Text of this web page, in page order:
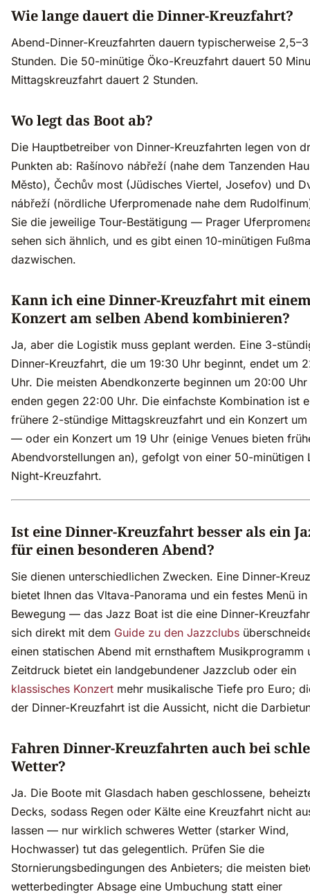
Wie lange dauert die Dinner-Kreuzfahrt?
Abend-Dinner-Kreuzfahrten dauern typischerweise 2,5–3
Stunden. Die 50-minütige Öko-Kreuzfahrt dauert 50
Mittagskreuzfahrt dauert 2 Stunden.
Wo legt das Boot ab?
Die Hauptbetreiber von Dinner-Kreuzfahrten legen von
Punkten ab: Rašínovo nábřeží (nahe dem Tanzenden
Město), Čechův most (Jüdisches Viertel, Josefov) und
nábřeží (nördliche Uferpromenade nahe dem
Sie die jeweilige Tour-Bestätigung — Prager
sehen sich ähnlich, und es gibt einen 10-minütigen
dazwischen.
Kann ich eine Dinner-Kreuzfahrt mit
Konzert am selben Abend kombinieren?
Ja, aber die Logistik muss geplant werden. Eine 3-
Dinner-Kreuzfahrt, die um 19:30 Uhr beginnt, endet um
Uhr. Die meisten Abendkonzerte beginnen um 20:00 Uhr
enden gegen 22:00 Uhr. Die einfachste Kombination ist
frühere 2-stündige Mittagskreuzfahrt und ein Konzert
— oder ein Konzert um 19 Uhr (einige Venues bieten
Abendvorstellungen an), gefolgt von einer 50-minütigen
Night-Kreuzfahrt.
Ist eine Dinner-Kreuzfahrt besser als ein
für einen besonderen Abend?
Sie dienen unterschiedlichen Zwecken. Eine Dinner-
bietet Ihnen das Vltava-Panorama und ein festes Menü in
Bewegung — das Jazz Boat ist die eine Dinner-
sich direkt mit dem Guide zu den Jazzclubs
einen statischen Abend mit ernsthaftem Musikprogramm
Zeitdruck bietet ein landgebundener Jazzclub oder ein
klassisches Konzert mehr musikalische Tiefe pro Euro;
der Dinner-Kreuzfahrt ist die Aussicht, nicht die
Fahren Dinner-Kreuzfahrten auch bei
Wetter?
Ja. Die Boote mit Glasdach haben geschlossene,
Decks, sodass Regen oder Kälte eine Kreuzfahrt nicht
lassen — nur wirklich schweres Wetter (starker Wind,
Hochwasser) tut das gelegentlich. Prüfen Sie die
Stornierungsbedingungen des Anbieters; die meisten
wetterbedingter Absage eine Umbuchung statt einer